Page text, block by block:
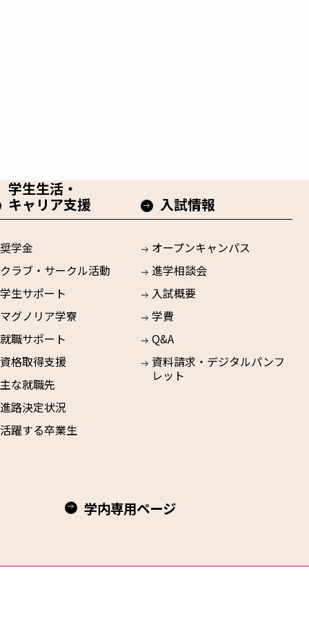
学生生活・
キャリア支援
奨学金
クラブ・サークル活動
学生サポート
マグノリア学寮
就職サポート
資格取得支援
主な就職先
進路決定状況
活躍する卒業生
入試情報
オープンキャンパス
進学相談会
入試概要
学費
Q&A
資料請求・デジタルパンフ
レット
学内専用ページ